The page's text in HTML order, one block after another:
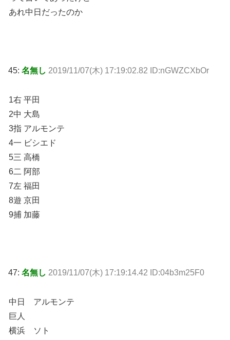
あれ中日だったのか
45: 名無し 2019/11/07(木) 17:19:02.82 ID:nGWZCXbOr
1右 平田
2中 大島
3指 アルモンテ
4一 ビシエド
5三 高橋
6二 阿部
7左 福田
8遊 京田
9捕 加藤
47: 名無し 2019/11/07(木) 17:19:14.42 ID:04b3m25F0
中日 アルモンテ
巨人
横浜 ソト